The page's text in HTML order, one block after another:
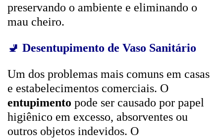
preservando o ambiente e eliminando o
mau cheiro.
🚽 Desentupimento de Vaso Sanitário
Um dos problemas mais comuns em casas
e estabelecimentos comerciais. O
entupimento pode ser causado por papel
higiênico em excesso, absorventes ou
outros objetos indevidos. O